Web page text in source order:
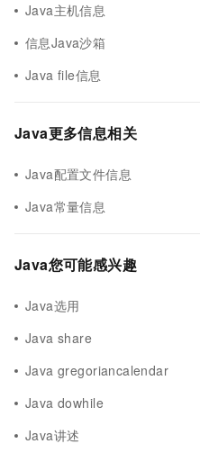
Java主机信息
信息Java沙箱
Java file信息
Java更多信息相关
Java配置文件信息
Java常量信息
Java您可能感兴趣
Java选用
Java share
Java gregoriancalendar
Java dowhile
Java讲述